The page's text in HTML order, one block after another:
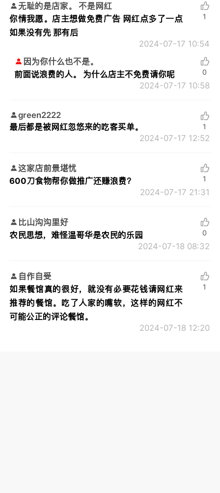
无耻的是店家。 不是网红
你情我愿。店主想做免费广告 网红点多了一点
如果没有先 那有后
2024-07-17 10:54
1
因为你什么也不是。
前面说浪费的人。 为什么店主不免费请你呢
2024-07-17 10:58
0
green2222
最后都是被网红忽悠来的吃客买单。
2024-07-17 12:52
1
这家店前景堪忧
600刀食物帮你做推广还赚浪费？
2024-07-17 21:31
1
比山沟沟里好
农民思想，难怪温哥华是农民的乐园
2024-07-18 08:32
0
自作自受
如果餐馆真的很好，就没有必要花钱请网红来
推荐的餐馆。吃了人家的嘴软，这样的网红不
可能公正的评论餐馆。
2024-07-18 12:20
1